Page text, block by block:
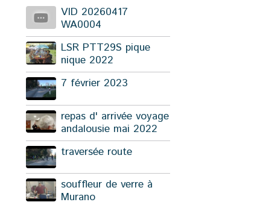
VID 20260417
WA0004
LSR PTT29S pique
nique 2022
7 février 2023
repas d' arrivée voyage
andalousie mai 2022
traversée route
souffleur de verre à
Murano